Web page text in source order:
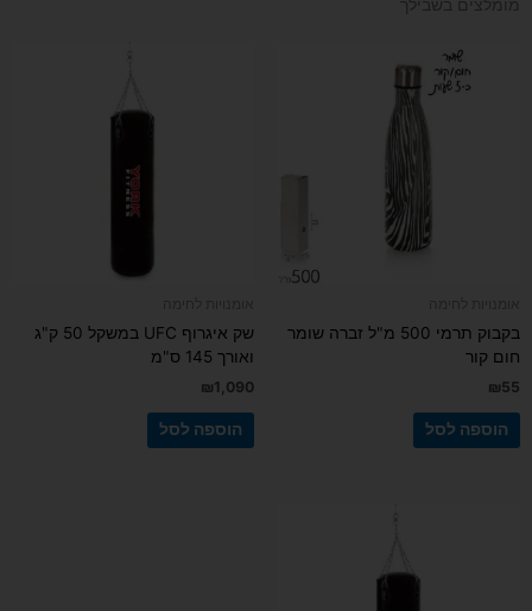
מומלצים בשבילך
בקבוק תרמי 500 מ"ל זברה שומר
חום קור
₪55
הוספה לסל
שק איגרוף UFC במשקל 50 ק"ג
ואורך 145 ס"מ
₪1,090
הוספה לסל